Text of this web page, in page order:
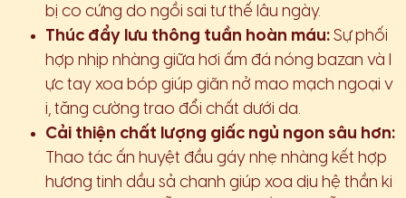
bị co cứng do ngồi sai tư thế lâu ngày.
Thúc đẩy lưu thông tuần hoàn máu: Sự phối
hợp nhịp nhàng giữa hơi ấm đá nóng bazan và l
ực tay xoa bóp giúp giãn nở mao mạch ngoại v
i, tăng cường trao đổi chất dưới da.
Cải thiện chất lượng giấc ngủ ngon sâu hơn:
Thao tác ấn huyệt đầu gáy nhẹ nhàng kết hợp
hương tinh dầu sả chanh giúp xoa dịu hệ thần ki